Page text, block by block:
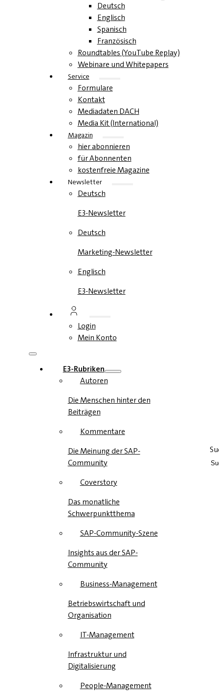
Deutsch
Englisch
Spanisch
Französisch
Roundtables (YouTube Replay)
Webinare und Whitepapers
Service
Formulare
Kontakt
Mediadaten DACH
Media Kit (International)
Magazin
hier abonnieren
für Abonnenten
kostenfreie Magazine
Newsletter
Deutsch
E3-Newsletter
Deutsch
Marketing-Newsletter
Englisch
E3-Newsletter
Login
Mein Konto
E3-Rubriken
Autoren
Die Menschen hinter den
Beiträgen
Kommentare
Die Meinung der SAP-
Community
Coverstory
Das monatliche
Schwerpunktthema
SAP-Community-Szene
Insights aus der SAP-
Community
Business-Management
Betriebswirtschaft und
Organisation
IT-Management
Infrastruktur und
Digitalisierung
People-Management